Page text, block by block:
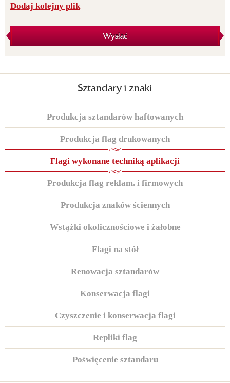
Dodaj kolejny plik
Wysłać
Sztandary i znaki
Produkcja sztandarów haftowanych
Produkcja flag drukowanych
Flagi wykonane techniką aplikacji
Produkcja flag reklam. i firmowych
Produkcja znaków ściennych
Wstążki okolicznościowe i żałobne
Flagi na stół
Renowacja sztandarów
Konserwacja flagi
Czyszczenie i konserwacja flagi
Repliki flag
Poświęcenie sztandaru